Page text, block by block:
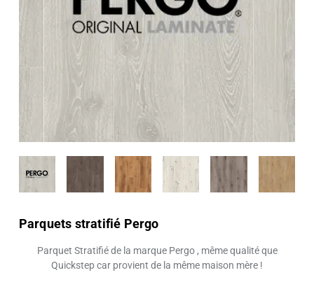
Parquets stratifié Pergo
Parquet Stratifié de la marque Pergo , même qualité que
Quickstep car provient de la même maison mère !